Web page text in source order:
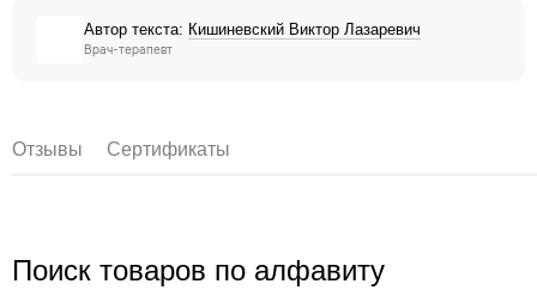
Автор текста: Кишиневский Виктор Лазаревич
Врач-терапевт
Отзывы Сертификаты
Поиск товаров по алфавиту